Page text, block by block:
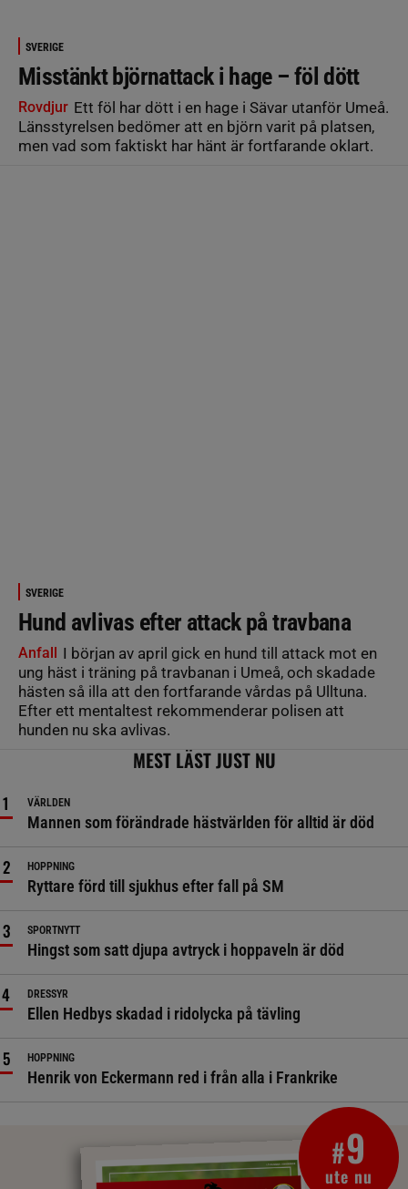
SVERIGE
Misstänkt björnattack i hage – föl dött
Rovdjur Ett föl har dött i en hage i Sävar utanför Umeå.
Länsstyrelsen bedömer att en björn varit på platsen,
men vad som faktiskt har hänt är fortfarande oklart.
SVERIGE
Hund avlivas efter attack på travbana
Anfall I början av april gick en hund till attack mot en
ung häst i träning på travbanan i Umeå, och skadade
hästen så illa att den fortfarande vårdas på Ulltuna.
Efter ett mentaltest rekommenderar polisen att
hunden nu ska avlivas.
MEST LÄST JUST NU
VÄRLDEN
Mannen som förändrade hästvärlden för alltid är död
HOPPNING
Ryttare förd till sjukhus efter fall på SM
SPORTNYTT
Hingst som satt djupa avtryck i hoppaveln är död
DRESSYR
Ellen Hedbys skadad i ridolycka på tävling
HOPPNING
Henrik von Eckermann red i från alla i Frankrike
#9
ute nu